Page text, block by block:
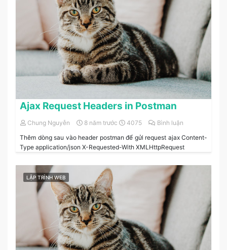
Ajax Request Headers in Postman
Chung Nguyễn 8 năm trước 4075
Bình luận
Thêm dòng sau vào header postman để gửi request ajax Content-
Type application/json X-Requested-With XMLHttpRequest
LẬP TRÌNH WEB